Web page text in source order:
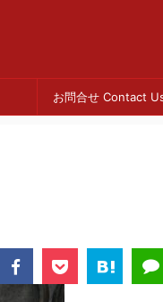
お問合せ Contact